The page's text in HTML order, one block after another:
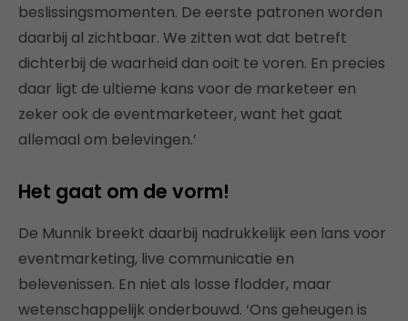
beslissingsmomenten. De eerste patronen worden
daarbij al zichtbaar. We zitten wat dat betreft
dichterbij de waarheid dan ooit te voren. En precies
daar ligt de ultieme kans voor de marketeer en
zeker ook de eventmarketeer, want het gaat
allemaal om belevingen.’
Het gaat om de vorm!
De Munnik breekt daarbij nadrukkelijk een lans voor
eventmarketing, live communicatie en
belevenissen. En niet als losse flodder, maar
wetenschappelijk onderbouwd. ‘Ons geheugen is